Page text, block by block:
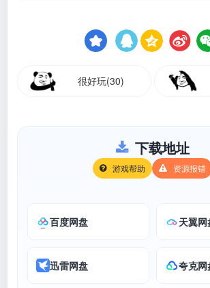
很好玩(30)
下载地址
游戏帮助 资源报错
百度网盘 天翼网
迅雷网盘 夸克网